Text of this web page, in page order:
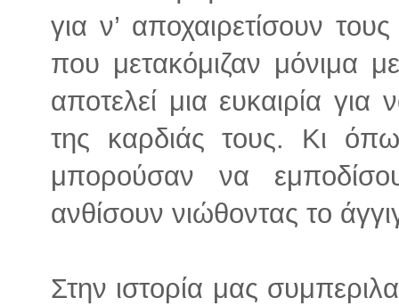
για ν’ αποχαιρετίσουν
που μετακόμιζαν μόνιμα
αποτελεί μια ευκαιρία
της καρδιάς τους. Κι
μπορούσαν να
ανθίσουν νιώθοντας το
Στην ιστορία μας